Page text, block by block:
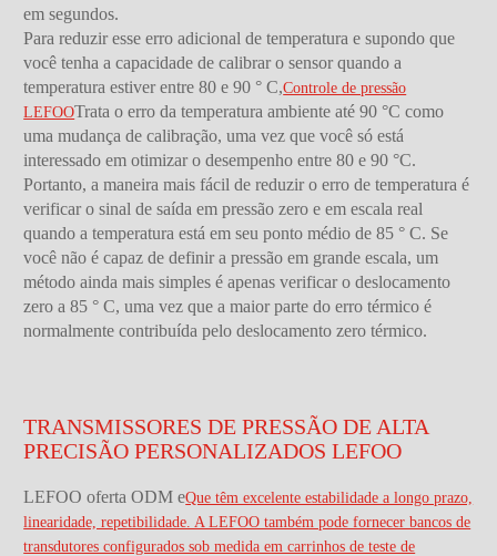
em segundos.
Para reduzir esse erro adicional de temperatura e supondo que
você tenha a capacidade de calibrar o sensor quando a
temperatura estiver entre 80 e 90 ° C,Controle de pressão
LEFOOTrata o erro da temperatura ambiente até 90 °C como
uma mudança de calibração, uma vez que você só está
interessado em otimizar o desempenho entre 80 e 90 °C.
Portanto, a maneira mais fácil de reduzir o erro de temperatura é
verificar o sinal de saída em pressão zero e em escala real
quando a temperatura está em seu ponto médio de 85 ° C. Se
você não é capaz de definir a pressão em grande escala, um
método ainda mais simples é apenas verificar o deslocamento
zero a 85 ° C, uma vez que a maior parte do erro térmico é
normalmente contribuída pelo deslocamento zero térmico.
TRANSMISSORES DE PRESSÃO DE ALTA
PRECISÃO PERSONALIZADOS LEFOO
LEFOO oferta ODM eQue têm excelente estabilidade a longo prazo,
linearidade, repetibilidade. A LEFOO também pode fornecer bancos de
transdutores configurados sob medida em carrinhos de teste de